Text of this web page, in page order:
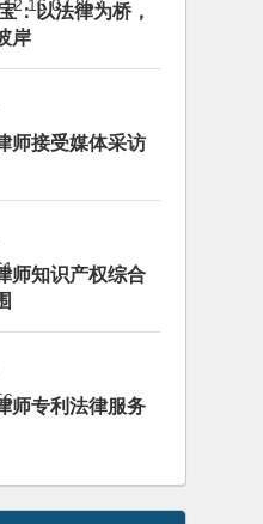
：以法律为桥，
岸
师接受媒体采访
师知识产权综合
师专利法律服务